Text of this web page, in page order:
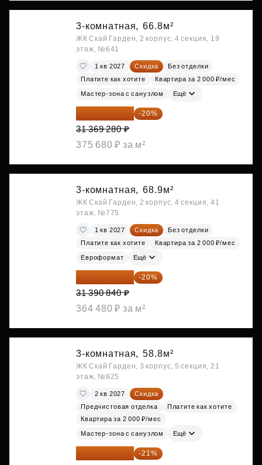
3-комнатная, 66.8м²
ЖК Скай Гарден, 2 корпус, 4 секция, 19
этаж, №641
1 кв 2027 Скидка
Без отделки
Платите как хотите
Квартира за 2 000 ₽/мес
Мастер-зона с санузлом Ещё
25 095 424 ₽ -20%
31 369 280 ₽
375 680 ₽ за м²
3-комнатная, 68.9м²
ЖК Скай Гарден, 2 корпус, 4 секция, 41
этаж, №775
1 кв 2027 Скидка
Без отделки
Платите как хотите
Квартира за 2 000 ₽/мес
Евроформат Ещё
25 112 672 ₽ -20%
31 390 840 ₽
364 480 ₽ за м²
3-комнатная, 58.8м²
ЖК Скай Гарден, 3 корпус, 5 секция, 21
этаж, №825
2 кв 2027
Скидка
Предчистовая отделка
Платите как хотите
Квартира за 2 000 ₽/мес
Мастер-зона с санузлом Ещё
25 260 598 ₽ -21%